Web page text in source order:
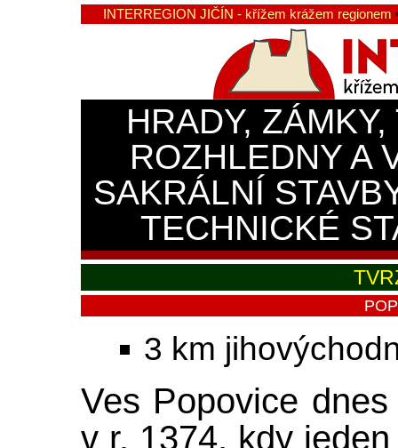
INTERREGION JIČÍN - křížem krážem regionem
HRADY,
ROZHLEDNY A
SAKRÁLNÍ
TECHNICKÉ
3 km
Ves Popovice
v r. 1374, kdy